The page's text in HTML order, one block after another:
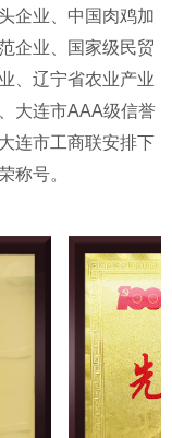
企业、中国肉鸡加
企业、国家级民贸
、辽宁省农业产业
大连市AAA级信誉
连市工商联安排下
称号。